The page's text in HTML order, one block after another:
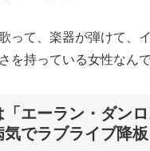
って、楽器が弾けて、
を持っている女性なんで
エーラン・ダン
でラブライブ降